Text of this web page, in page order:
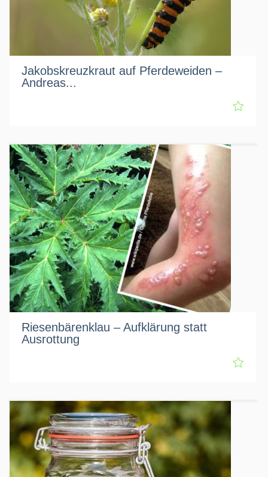
Jakobskreuzkraut auf Pferdeweiden –
Andreas...
Riesenbärenklau – Aufklärung statt
Ausrottung